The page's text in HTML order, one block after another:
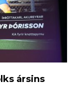
ársins